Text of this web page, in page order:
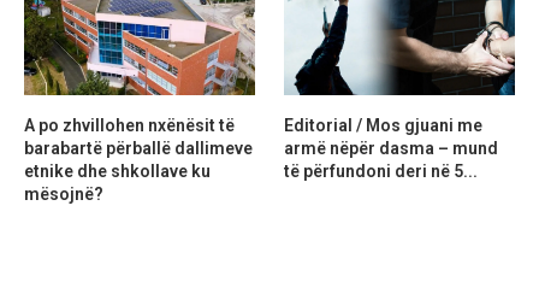
A po zhvillohen nxënësit të
barabartë përballë dallimeve
etnike dhe shkollave ku
mësojnë?
Editorial / Mos gjuani me
armë nëpër dasma – mund
të përfundoni deri në 5...